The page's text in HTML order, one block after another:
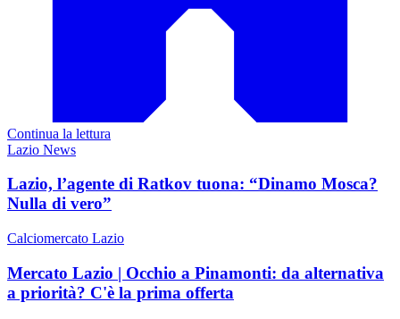
Continua la lettura
Lazio News
Lazio, l’agente di Ratkov tuona: “Dinamo Mosca?
Nulla di vero”
Calciomercato Lazio
Mercato Lazio | Occhio a Pinamonti: da alternativa
a priorità? C'è la prima offerta